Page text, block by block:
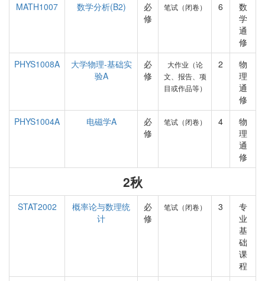
MATH1007
数学分析(B2)
必
修
笔试（闭卷） 6
数
学
通
修
PHYS1008A
大学物理-基础实
验A
必
修
大作业（论
文、报告、项
目或作品等）
2
物
理
通
修
PHYS1004A
电磁学A
必
修
笔试（闭卷） 4
物
理
通
修
2秋
STAT2002
概率论与数理统
计
必
修
笔试（闭卷） 3
专
业
基
础
课
程